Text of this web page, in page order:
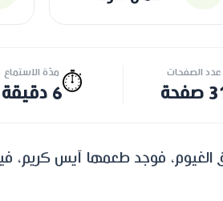
عدد الصفحات
31 صفحة ⏱️ مدّة الاستماع
6 دقيقة
فوجد طعمها آيس كريم،